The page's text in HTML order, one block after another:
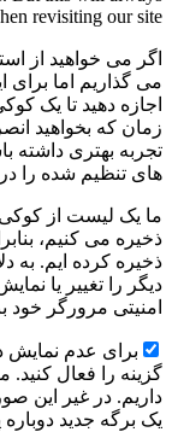
revisiting our site.
اگر می خواهید از
می گذاریم اما برای
اجازه دهید تا یک
زمان که بخواهید
تجربه بهتری داشته
های تنظیم شده را
ما یک لیست از
ذخیره می کنیم،
ذخیره کرده ایم. به
دیگر را تغییر یا
امنیتی مرورگر خود
برای عدم نمایش
داریم. در غیر این
یک برگه جدید